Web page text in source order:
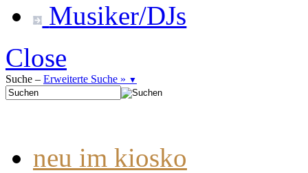
Musiker/DJs
Close
Suche – Erweiterte Suche » ▼
neu im kiosko